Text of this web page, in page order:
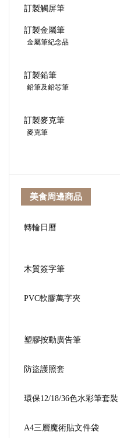
訂製觸屏筆
訂製金屬筆
金屬筆紀念品
訂製鉛筆
鉛筆及鉛芯筆
訂製麥克筆
麥克筆
美食周邊商品
轉輪日曆
木質簽字筆
PVC軟膠萬字夾
塑膠按動廣告筆
防盜護照套
環保12/18/36色水彩筆套裝
A4三層魔術貼文件袋